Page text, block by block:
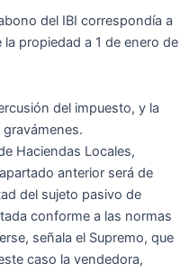
del IBI correspondía a
propiedad a 1 de enero de
del impuesto, y la
Haciendas Locales,
anterior será de
del sujeto pasivo de
conforme a las normas
señala el Supremo, que
caso la vendedora,